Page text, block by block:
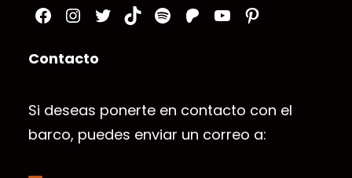
Facebook Instagram Twitter TikTok Spotify Patreon YouTube Pinterest
Contacto
Si deseas ponerte en contacto con el
barco, puedes enviar un correo a: